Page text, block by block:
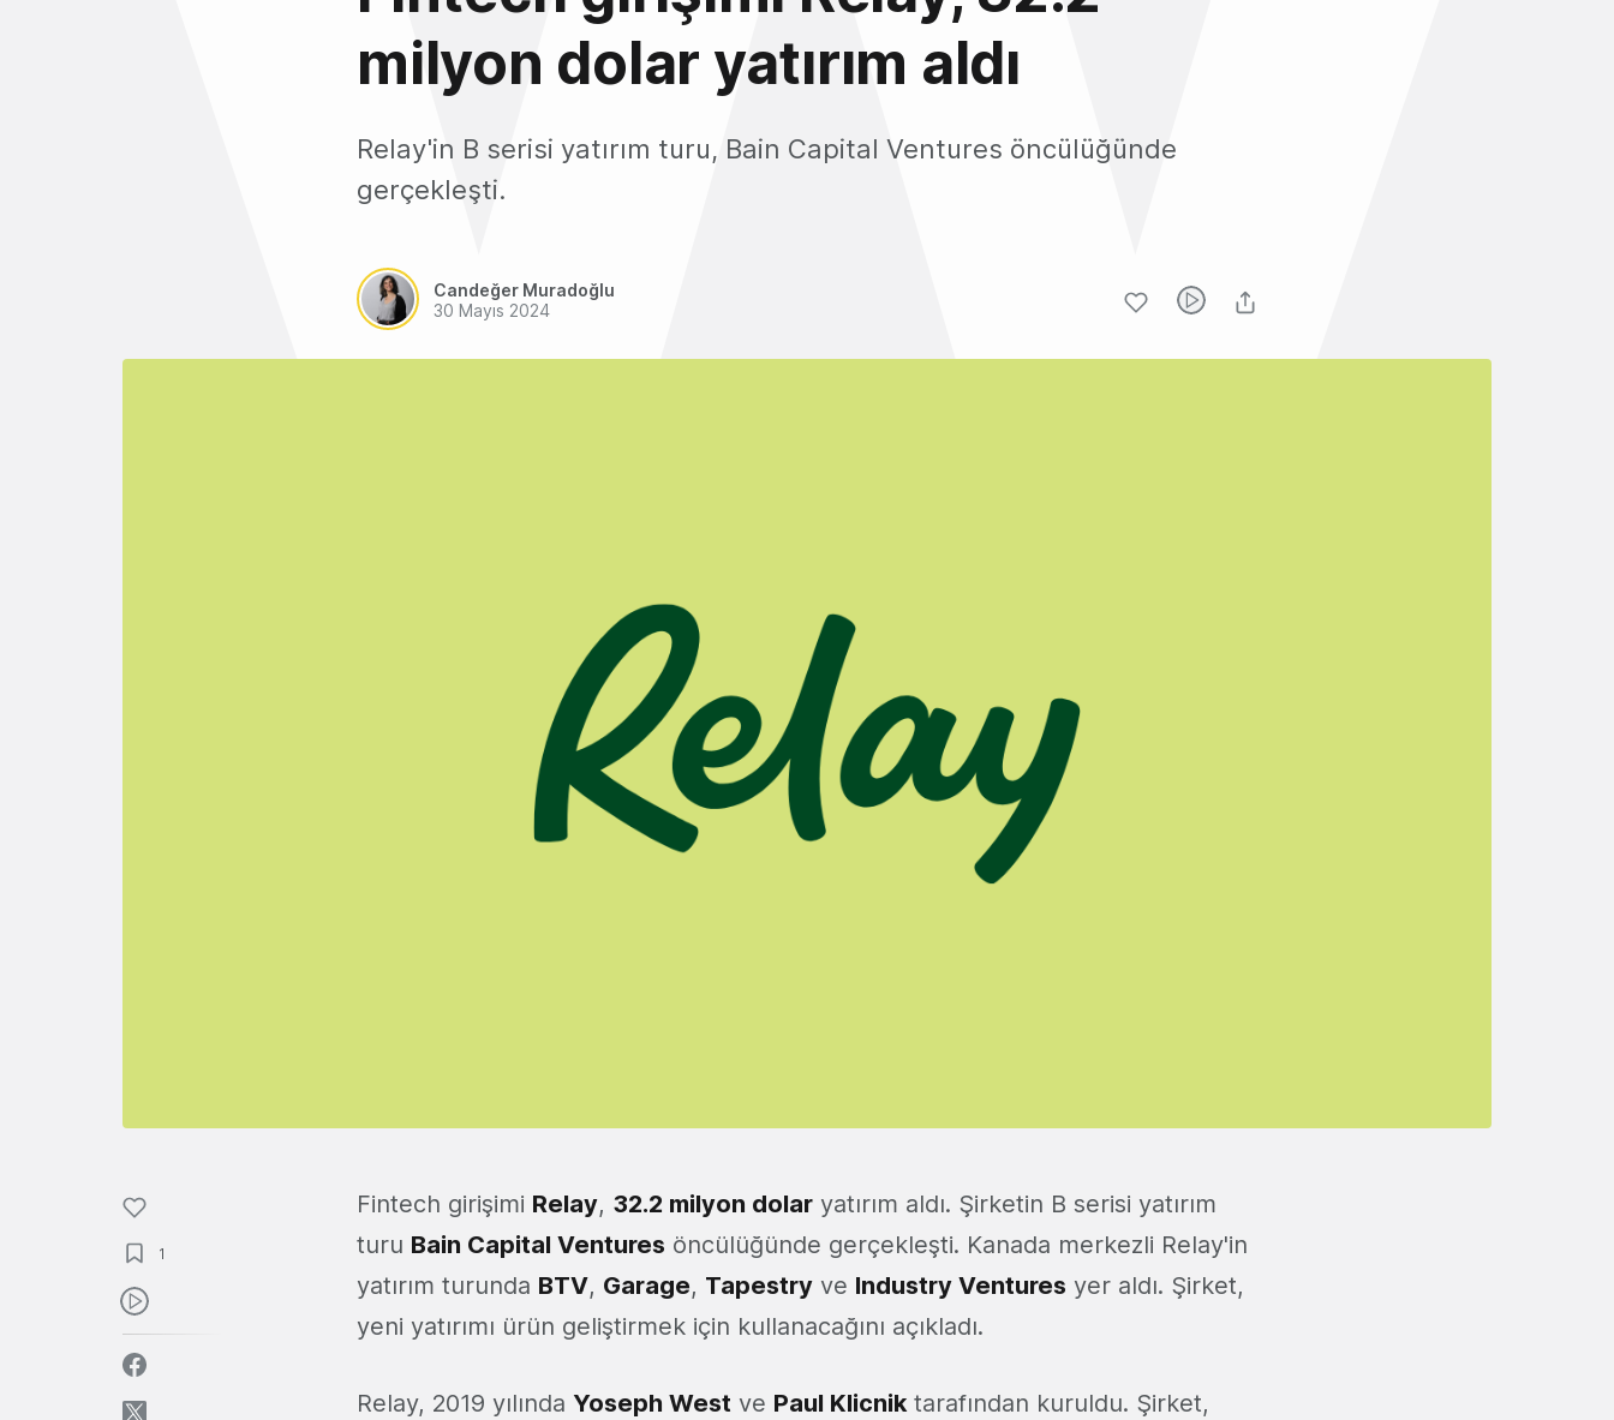
milyon dolar yatırım aldı
Relay'in B serisi yatırım turu, Bain Capital Ventures öncülüğünde
gerçekleşti.
Candeğer Muradoğlu
30 Mayıs 2024
1
Fintech girişimi Relay, 32.2 milyon dolar yatırım aldı. Şirketin B serisi yatırım
turu Bain Capital Ventures öncülüğünde gerçekleşti. Kanada merkezli Relay'in
yatırım turunda BTV, Garage, Tapestry ve Industry Ventures yer aldı. Şirket,
yeni yatırımı ürün geliştirmek için kullanacağını açıkladı.
Relay, 2019 yılında Yoseph West ve Paul Klicniktarafından kuruldu. Şirket,